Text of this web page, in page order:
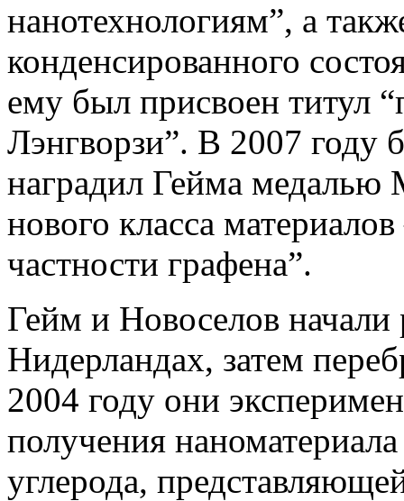
нанотехнологиям”, а
конденсированного
ему был присвоен титул
Лэнгворзи”. В 2007 году
наградил Гейма медалью
нового класса
частности графена”.
Гейм и Новоселов начали
Нидерландах, затем
2004 году они
получения
углерода,